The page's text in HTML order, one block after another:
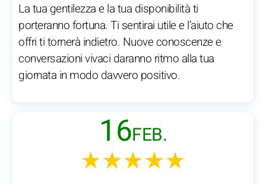
La tua gentilezza e la tua disponibilità ti
porteranno fortuna. Ti sentirai utile e l’aiuto che
offri ti tornerà indietro. Nuove conoscenze e
conversazioni vivaci daranno ritmo alla tua
giornata in modo davvero positivo.
16FEB.
★★★★★